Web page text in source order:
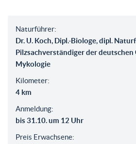
Naturführer:
Dr. U. Koch, Dipl.-Biologe, dipl.
Pilzsachverständiger der deutschen
Mykologie
Kilometer:
4 km
Anmeldung:
bis 31.10. um 12 Uhr
Preis Erwachsene: